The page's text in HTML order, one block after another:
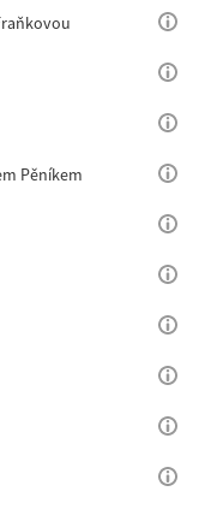
Pěníkem